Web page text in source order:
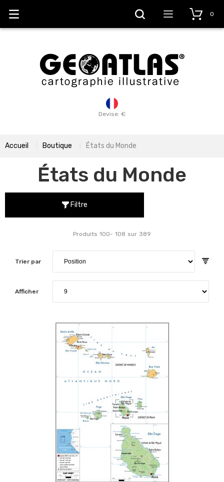
Devise: €
0
Accueil Boutique États du Monde
États du Monde
Filtre
Trier par
Produits 100- 108 sur 389
Afficher